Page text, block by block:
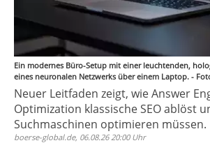
Ein modernes Büro-Setup mit einer leuchtenden,
eines neuronalen Netzwerks über einem Laptop. -
Neuer Leitfaden zeigt, wie Answer
Optimization klassische SEO ablöst
Suchmaschinen optimieren müssen.
boerse-global.de, 06.08.26 20:00 Uhr